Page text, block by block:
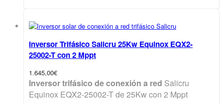
Inversor Trifásico Salicru 25Kw Equinox EQX2-
25002-T con 2 Mppt
1.645,00€
Inversor trifásico de conexión a red Salicru
Equinox EQX2-25002-T de 25Kw con 2 Mppt